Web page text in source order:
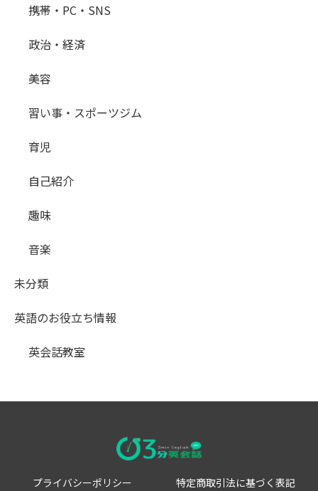
携帯・PC・SNS
政治・経済
美容
習い事・スポーツジム
育児
自己紹介
趣味
音楽
未分類
英語のお役立ち情報
英会話教室
プライバシーポリシー 特定商取引法に基づく表記